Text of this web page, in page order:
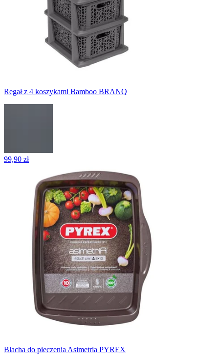
Regał z 4 koszykami Bamboo BRANQ
99,90 zł
Blacha do pieczenia Asimetria PYREX